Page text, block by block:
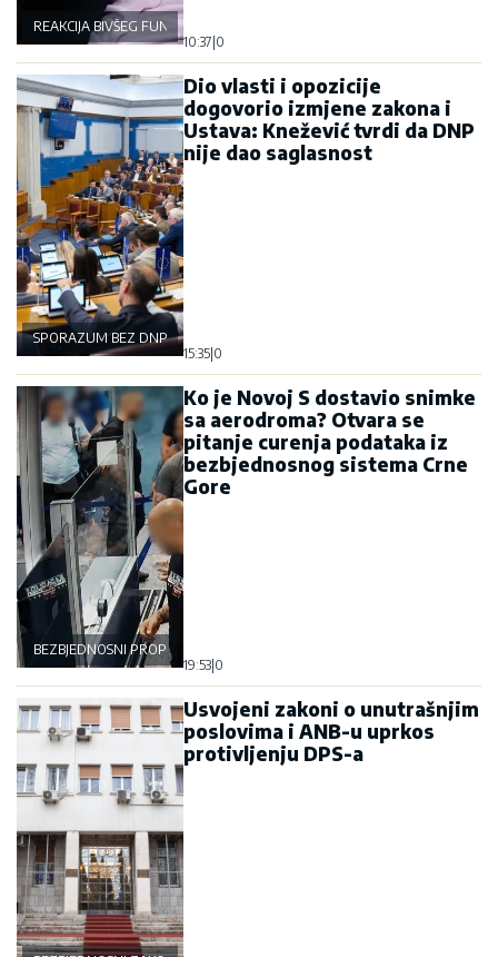
REAKCIJA BIVŠEG FUNKCIONERA POLICIJE
10:37 0
SPORAZUM BEZ DNP-A
Dio vlasti i opozicije
dogovorio izmjene zakona i
Ustava: Knežević tvrdi da DNP
nije dao saglasnost
15:35 0
BEZBJEDNOSNI PROPUST
Ko je Novoj S dostavio snimke
sa aerodroma? Otvara se
pitanje curenja podataka iz
bezbjednosnog sistema Crne
Gore
19:53 0
Usvojeni zakoni o unutrašnjim
poslovima i ANB-u uprkos
protivljenju DPS-a